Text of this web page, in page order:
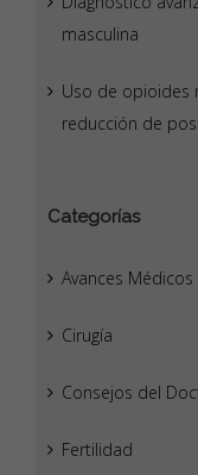
masculina
Uso de opioides
reducción de
Categorías
Avances Médicos
Cirugía
Consejos del
Fertilidad